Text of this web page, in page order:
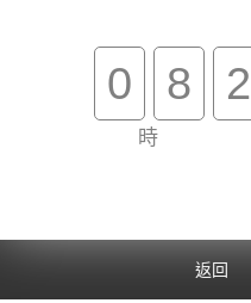
返回
買滿$800免費送貨
客戶服務
0 8
時
2